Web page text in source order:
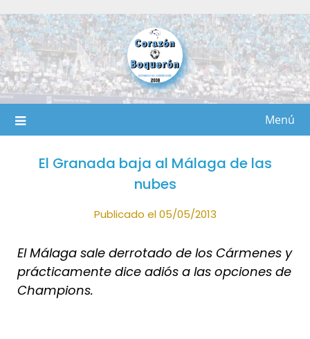
al
contenido
Menú
El Granada baja al Málaga de las
nubes
Publicado el 05/05/2013
El Málaga sale derrotado de los Cármenes y
prácticamente dice adiós a las opciones de
Champions.